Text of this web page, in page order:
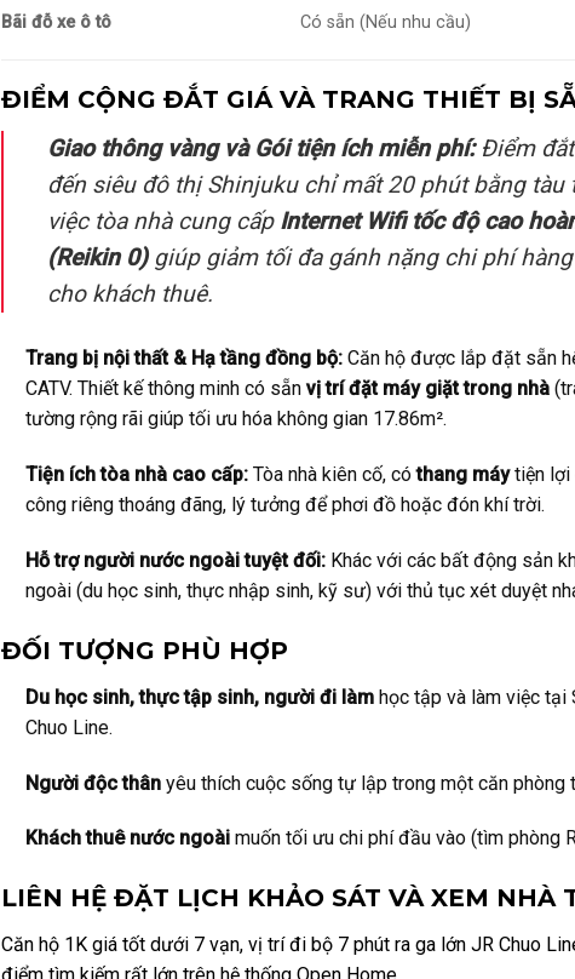
Bãi đỗ xe ô tô Có sẵn (Nếu nhu cầu)
ĐIỂM CỘNG ĐẮT GIÁ VÀ TRANG THIẾT BỊ
Giao thông vàng và Gói tiện ích miễn phí:Điểm đắt
đến siêu đô thị Shinjuku chỉ mất 20 phút bằng tàu
việc tòa nhà cung cấp Internet Wifi tốc độ cao
(Reikin 0)giúp giảm tối đa gánh nặng chi phí
cho khách thuê.
Trang bị nội thất & Hạ tầng đồng bộ: Căn hộ được lắp đặt sẵn
CATV. Thiết kế thông minh có sẵnvị trí đặt máy giặt trong nhà
tường rộng rãi giúp tối ưu hóa không gian 17.86m².
Tiện ích tòa nhà cao cấp: Tòa nhà kiên cố, cóthang máytiện lợi
công riêng thoáng đãng, lý tưởng để phơi đồ hoặc đón khí trời.
Hỗ trợ người nước ngoài tuyệt đối: Khác với các bất động sản
ngoài (du học sinh, thực nhập sinh, kỹ sư) với thủ tục xét duyệt
ĐỐI TƯỢNG PHÙ HỢP
Du học sinh, thực tập sinh, người đi làm học tập và làm việc tại
Chuo Line.
Người độc thân yêu thích cuộc sống tự lập trong một căn phòng
Khách thuê nước ngoài muốn tối ưu chi phí đầu vào (tìm phòng
LIÊN HỆ ĐẶT LỊCH KHẢO SÁT VÀ XEM NHÀ
Căn hộ 1K giá tốt dưới 7 vạn, vị trí đi bộ 7 phút ra ga lớn JR Chuo